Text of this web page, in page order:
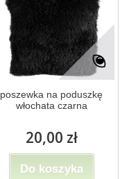
poszewka na poduszkę
włochata czarna
20,00 zł
Do koszyka